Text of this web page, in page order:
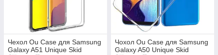
Чехол Ou Case для Samsung
Galaxy A51 Unique Skid
Чохол Ou Case для Samsung
Galaxy A50 Unique Skid